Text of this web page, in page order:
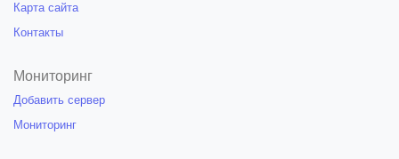
Карта сайта
Контакты
Мониторинг
Добавить сервер
Мониторинг